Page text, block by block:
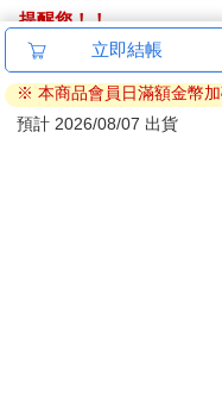
提醒您！！
金石堂及銀行均不會請
ATM提款機，請不要聽
退換貨須知：
立即結帳
※ 本商品會員日滿額金幣
預計 2026/08/07 出貨